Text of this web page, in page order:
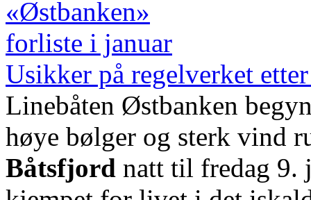
Usikker på regelverket
Linebåten Østbanken
høye bølger og sterk vind
Båtsfjord natt til fredag 9.